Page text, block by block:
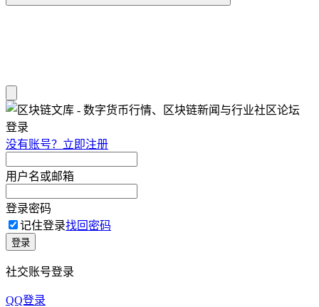
登录
没有账号？立即注册
用户名或邮箱
登录密码
记住登录找回密码
登录
社交账号登录
QQ登录